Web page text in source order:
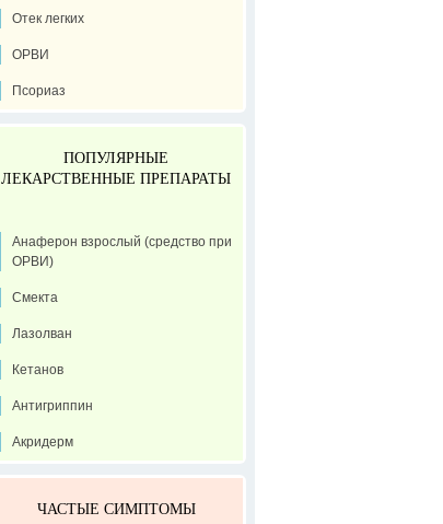
Отек легких
ОРВИ
Псориаз
ПОПУЛЯРНЫЕ
ЛЕКАРСТВЕННЫЕ ПРЕПАРАТЫ
Анаферон взрослый (средство при
ОРВИ)
Смекта
Лазолван
Кетанов
Антигриппин
Акридерм
ЧАСТЫЕ СИМПТОМЫ